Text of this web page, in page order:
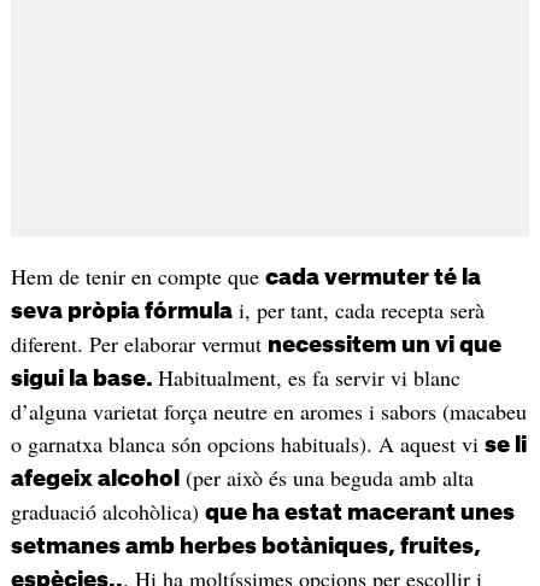
Hem de tenir en compte que cada vermuter té la
seva pròpia fórmulai, per tant, cada recepta serà
diferent. Per elaborar vermut necessitem un vi que
sigui la base. Habitualment, es fa servir vi blanc
d’alguna varietat força neutre en aromes i sabors (macabeu
o garnatxa blanca són opcions habituals). A aquest vi se li
afegeix alcohol (per això és una beguda amb alta
graduació alcohòlica) que ha estat macerant unes
setmanes amb herbes botàniques, fruites,
espècies... Hi ha moltíssimes opcions per escollir i